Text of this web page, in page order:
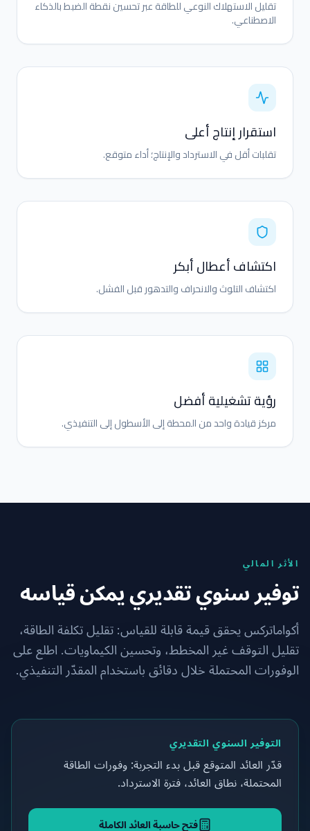
تقليل الاستهلاك النوعي للطاقة عبر تحسين نقطة الضبط بالذكاء
الاصطناعي.
استقرار إنتاج أعلى
تقلبات أقل في الاسترداد والإنتاج؛ أداء متوقع.
اكتشاف أعطال أبكر
اكتشاف التلوث والانحراف والتدهور قبل الفشل.
رؤية تشغيلية أفضل
مركز قيادة واحد من المحطة إلى الأسطول إلى التنفيذي.
الأثر المالي
توفير سنوي تقديري يمكن قياسه
أكواماتركس يحقق قيمة قابلة للقياس: تقليل تكلفة الطاقة،
تقليل التوقف غير المخطط، وتحسين الكيماويات. اطلع على
الوفورات المحتملة خلال دقائق باستخدام المقدّر التنفيذي.
التوفير السنوي التقديري
قدّر العائد المتوقع قبل بدء التجربة: وفورات الطاقة
المحتملة، نطاق العائد، فترة الاسترداد.
فتح حاسبة العائد الكاملة